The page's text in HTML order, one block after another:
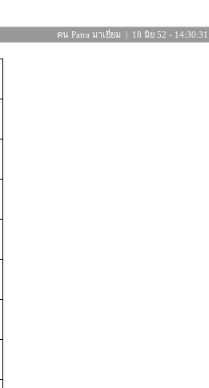
คน Patra มาเยี่ยม | 18 มิย 52 - 14:30:31